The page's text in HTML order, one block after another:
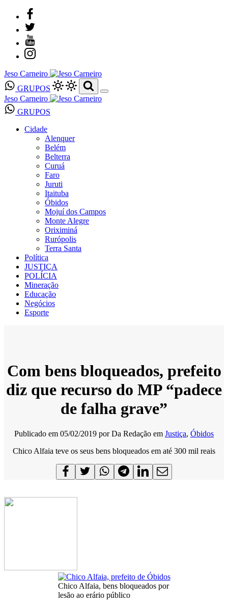
Jeso Carneiro
GRUPOS
Jeso Carneiro
GRUPOS
Cidade
Alenquer
Belém
Belterra
Curuá
Faro
Juruti
Itaituba
Óbidos
Mojuí dos Campos
Monte Alegre
Oriximiná
Rurópolis
Terra Santa
Política
JUSTIÇA
POLÍCIA
Mineração
Educação
Negócios
Esporte
Com bens bloqueados, prefeito
diz que recurso do MP “padece
de falha grave”
Publicado em 05/02/2019 porDa Redação em Justiça, Óbidos
Chico Alfaia teve os seus bens bloqueados em até 300 mil reais
Chico Alfaia, bens bloqueados por
lesão ao erário público